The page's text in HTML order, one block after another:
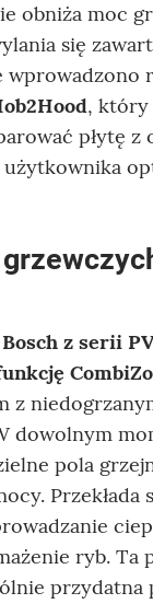
obniża moc
się
wprowadzono
, który
płytę z
użytkownika
z serii
z
dowolnym
pola
Przekłada
ryb. Ta
przydatna